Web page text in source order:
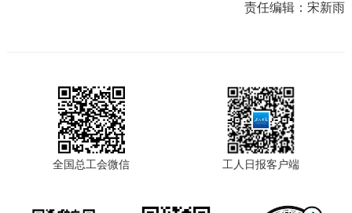
责任编辑：宋新雨
全国总工会微信 工人日报客户端